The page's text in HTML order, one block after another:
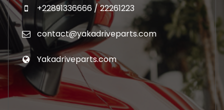
+22891336666 / 22261223
contact@yakadriveparts.com
Yakadriveparts.com